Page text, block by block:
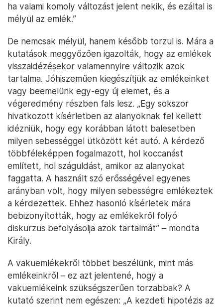
ha valami komoly változást jelent nekik, és ezáltal is
mélyül az emlék.”
De nemcsak mélyül, hanem később torzul is. Mára a
kutatások meggyőzően igazolták, hogy az emlékek
visszaidézésekor valamennyire változik azok
tartalma. Jóhiszeműen kiegészítjük az emlékeinket
vagy beemelünk egy-egy új elemet, és a
végeredmény részben fals lesz. „Egy sokszor
hivatkozott kísérletben az alanyoknak fel kellett
idézniük, hogy egy korábban látott balesetben
milyen sebességgel ütközött két autó. A kérdező
többféleképpen fogalmazott, hol koccanást
említett, hol száguldást, amikor az alanyokat
faggatta. A használt szó erősségével egyenes
arányban volt, hogy milyen sebességre emlékeztek
a kérdezettek. Ehhez hasonló kísérletek mára
bebizonyították, hogy az emlékekről folyó
diskurzus befolyásolja azok tartalmát” – mondta
Király.
A vakuemlékekről többet beszélünk, mint más
emlékeinkről – ez azt jelentené, hogy a
vakuemlékeink szükségszerűen torzabbak? A
kutató szerint nem egészen: „A kezdeti hipotézis az